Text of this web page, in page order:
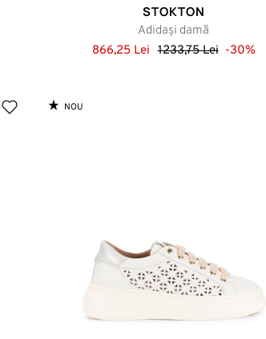
STOKTON
Adidași damă
866,25 Lei 1233,75 Lei -30%
NOU